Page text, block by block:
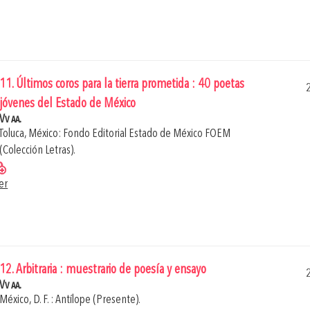
11. Últimos coros para la tierra prometida : 40 poetas
jóvenes del Estado de México
Vv aa.
Toluca, México: Fondo Editorial Estado de México FOEM
(Colección Letras).
12. Arbitraria : muestrario de poesía y ensayo
Vv aa.
México, D. F. : Antílope (Presente).